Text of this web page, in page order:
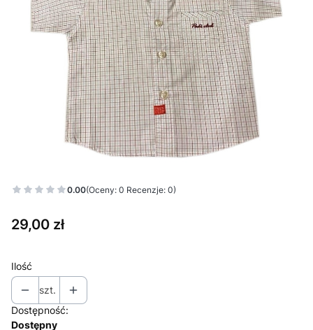
0.00(Oceny: 0 Recenzje: 0)
Cena
29,00 zł
Ilość
szt.
Dostępność:
Dostępny